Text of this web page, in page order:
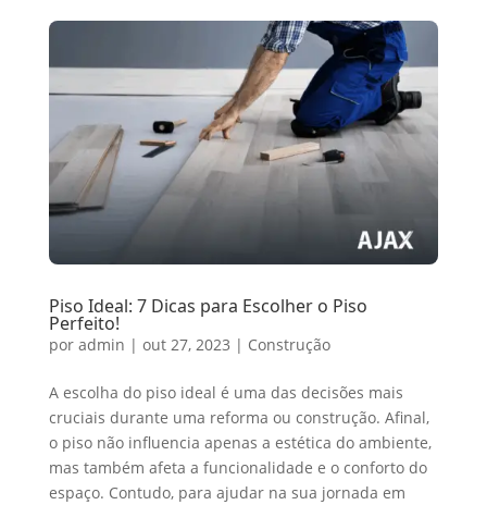
Piso Ideal: 7 Dicas para Escolher o Piso
Perfeito!
por admin | out 27, 2023 | Construção
A escolha do piso ideal é uma das decisões mais
cruciais durante uma reforma ou construção. Afinal,
o piso não influencia apenas a estética do ambiente,
mas também afeta a funcionalidade e o conforto do
espaço. Contudo, para ajudar na sua jornada em